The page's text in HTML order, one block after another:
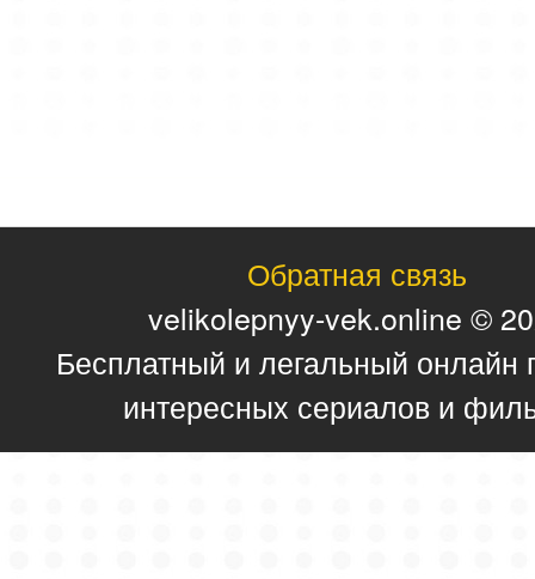
Обратная связь
velikolepnyy-vek.online ©
Бесплатный и легальный онлайн
интересных сериалов и